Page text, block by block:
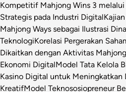
Kompetitif Mahjong Wins 3
Strategis pada Industri Digital
Mahjong Ways sebagai Ilustrasi
TeknologiKorelasi Pergerakan
Dikaitkan dengan Aktivitas
Ekonomi DigitalModel Tata Kelola
Kasino Digital untuk Meningkatkan
KreatifModel Teknososiopreneur